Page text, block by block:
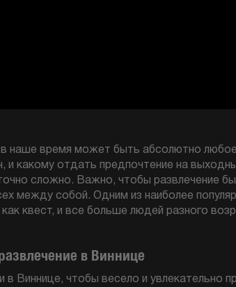
в наше время может быть абсолютно
и какому отдать предпочтение на
сложно. Важно, чтобы развлечение
между собой. Одним из наиболее
как квест, и все больше людей разного
в Виннице
в Виннице, чтобы весело и увлекательно